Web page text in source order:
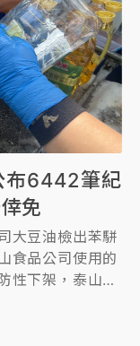
布6442筆紀
免
大豆油檢出苯駢
食品公司使用的
性下架，泰山今
商名單及產品
知名餐廳，而大